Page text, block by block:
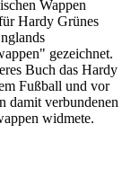
Wappen
Hardy Grünes
gezeichnet.
Buch das Hardy
Fußball und vor
damit verbundenen
widmete.